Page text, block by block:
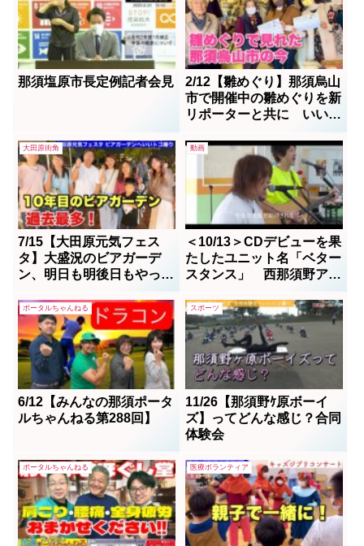
那須塩原市長定例記者会見
2/12【雛めぐり】那須烏山
市で開催中の雛めぐりを新
リポーターと共に いいト
大田原街角
7/15【大田原元気フェス
タ】大盛況のビアガーデ
ン、明日も明後日もやって
動画
＜10/13＞CDデビューを果
たしたユニット名「ベター
スタンス」 西那須野アク
録 ハイライト編集
ポータルちゃんねる
6/12【みんなの那須ポータ
ルちゃんねる第288回】
スポーツ
11/26【那須野ｹ原ボーイ
ズ】ってどんな感じ？合同
体験会
ポータルちゃんねる 医療ボランティア